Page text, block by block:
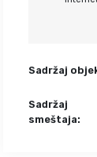
Sadržaj
Sadržaj
smeštaja: